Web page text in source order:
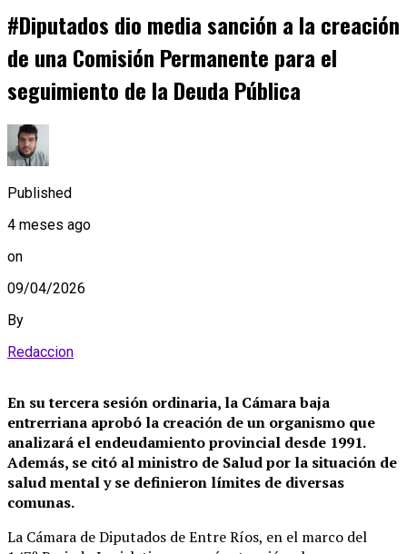
#Diputados dio media sanción a la creación
de una Comisión Permanente para el
seguimiento de la Deuda Pública
Published
4 meses ago
on
09/04/2026
By
Redaccion
En su tercera sesión ordinaria, la Cámara baja
entrerriana aprobó la creación de un organismo que
analizará el endeudamiento provincial desde 1991.
Además, se citó al ministro de Salud por la situación de
salud mental y se definieron límites de diversas
comunas.
La Cámara de Diputados de Entre Ríos, en el marco del